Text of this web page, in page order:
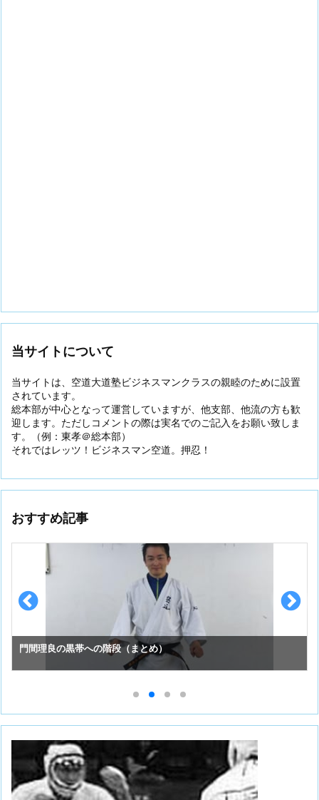
当サイトについて
当サイトは、空道大道塾ビジネスマンクラスの親睦のために設置
されています。
総本部が中心となって運営していますが、他支部、他流の方も歓
迎します。ただしコメントの際は実名でのご記入をお願い致しま
す。（例：東孝＠総本部）
それではレッツ！ビジネスマン空道。押忍！
おすすめ記事
門間理良の黒帯への階段（まとめ）